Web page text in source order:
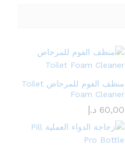
منظف الفوم للمرحاض Toilet
Foam Cleaner
60,00 د.إ